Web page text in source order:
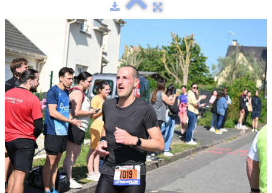
Règlement
Parcours
Résultats
Devenez bénévoles
Partenaires
Photos▼